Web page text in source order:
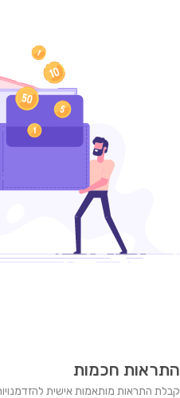
התראות חכמות
קבלת התראות מותאמות אישית